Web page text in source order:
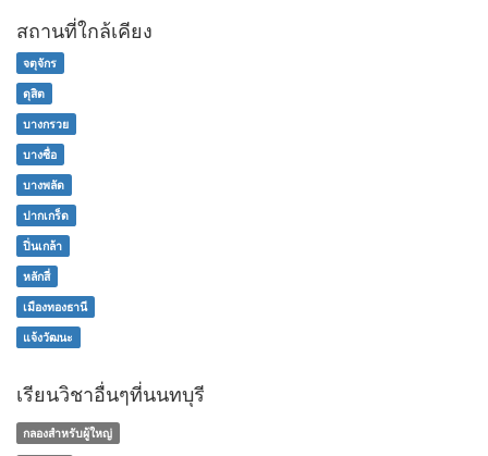
สถานที่ใกล้เคียง
จตุจักร
ดุสิต
บางกรวย
บางซื่อ
บางพลัด
ปากเกร็ด
ปิ่นเกล้า
หลักสี่
เมืองทองธานี
แจ้งวัฒนะ
เรียนวิชาอื่นๆที่นนทบุรี
กลองสำหรับผู้ใหญ่